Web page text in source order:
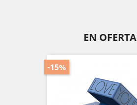
EN OFERTA
-15%